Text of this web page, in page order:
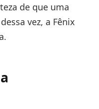
de que uma
vez, a Fênix